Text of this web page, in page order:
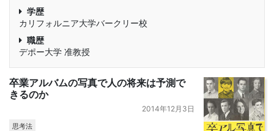
学歴
カリフォルニア大学バークリー校
職歴
デポー大学 准教授
卒業アルバムの写真で人の将来は予測で
きるのか
2014年12月3日
思考法